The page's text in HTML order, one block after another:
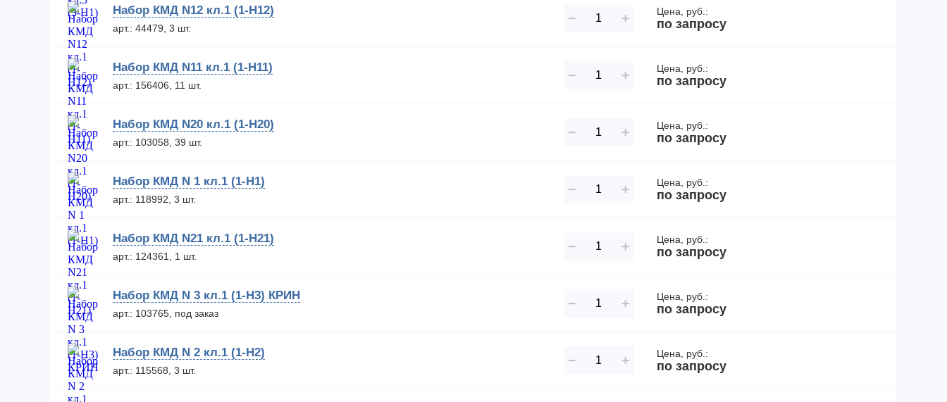
Набор КМД N12 кл.1 (1-Н12)
арт.: 44479, 3 шт.
− + Цена, руб.:
по запросу
Набор КМД N11 кл.1 (1-Н11)
арт.: 156406, 11 шт.
− + Цена, руб.:
по запросу
Набор КМД N20 кл.1 (1-Н20)
арт.: 103058, 39 шт.
− + Цена, руб.:
по запросу
Набор КМД N 1 кл.1 (1-Н1)
арт.: 118992, 3 шт.
− + Цена, руб.:
по запросу
Набор КМД N21 кл.1 (1-H21)
арт.: 124361, 1 шт.
− + Цена, руб.:
по запросу
Набор КМД N 3 кл.1 (1-Н3) КРИН
арт.: 103765, под заказ
− + Цена, руб.:
по запросу
Набор КМД N 2 кл.1 (1-Н2)
арт.: 115568, 3 шт.
− + Цена, руб.:
по запросу